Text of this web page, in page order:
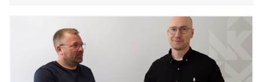
kiinteistökaupoissa, joiden määrä kasvoi viime vuoden
heinäkuuhun nähden yli neljänneksellä.